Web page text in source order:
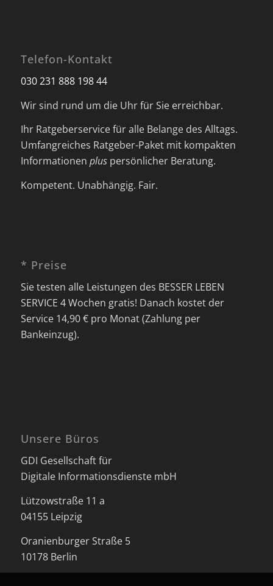
Telefon-Kontakt
030 231 888 198 44
Wir sind rund um die Uhr für Sie erreichbar.
Ihr Ratgeberservice für alle Belange des Alltags.
Umfangreiches Ratgeber-Paket mit kompakten
Informationen pluspersönlicher Beratung.
Kompetent. Unabhängig. Fair.
* Preise
Sie testen alle Leistungen des BESSER LEBEN
SERVICE 4 Wochen gratis! Danach kostet der
Service 14,90 € pro Monat (Zahlung per
Bankeinzug).
Unsere Büros
GDI Gesellschaft für
Digitale Informationsdienste mbH
Lützowstraße 11 a
04155 Leipzig
Oranienburger Straße 5
10178 Berlin